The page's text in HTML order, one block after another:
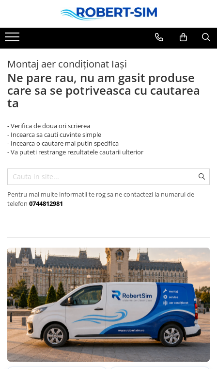
Pachete aer condiționat cu montaj
inclus
Aer conditionat 9000BTU
Aer conditionat 12000BTU
Aer conditionat 18000BTU
Aer conditionat 24000BTU
Sisteme Fotovoltaice
Montaj aer condiționat Iași
Ne pare rau, nu am gasit produse
care sa se potriveasca cu cautarea
ta
- Verifica de doua ori scrierea
- Incearca sa cauti cuvinte simple
- Incearca o cautare mai putin specifica
- Va puteti restrange rezultatele cautarii ulterior
Pentru mai multe informatii te rog sa ne contactezi la numarul de
telefon 0744812981